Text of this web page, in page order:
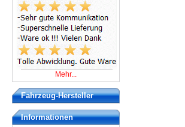
Mehr...
Fahrzeug-Hersteller
Informationen